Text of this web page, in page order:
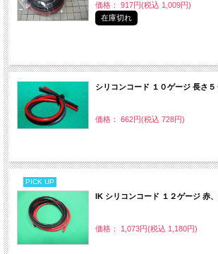
価格： 917円(税込 1,009円)
在庫切れ
シリコンコード １０ゲージ 長さ
価格： 662円(税込 728円)
PICK UP
IK シリコンコード １２ゲージ 赤
価格： 1,073円(税込 1,180円)